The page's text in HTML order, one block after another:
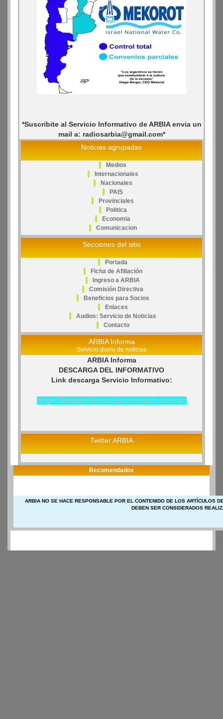
*Suscribite al Servicio Informativo de ARBIA envia un
mail a: radiosarbia@gmail.com*
Noticias agrupadas
Medios
Internacionales
Nacionales
PAIS
Provinciales
Politica
Economia
Comunicacion
Secciones del sitio
Portada
Ficha de Afiliación
Ingreso a ARBIA
Comisión Directiva
Beneficios para Socios
Enlaces
Audios: Servicio de Noticias
Contacto
ARBIA Informa
Servicio diario de noticias
ARBIA Informa
DESCARGA DEL INFORMATIVO
Link descarga Servicio Informativo:
https://arbiainforma.lacorameco.com.ar/
Twitter ARBIA
Recomendados
ARBIA NO SE HACE RESPONSABLE POR EL CONTENIDO DE LOS ARTÍCULOS
DEBEN SER CONSIDERADOS